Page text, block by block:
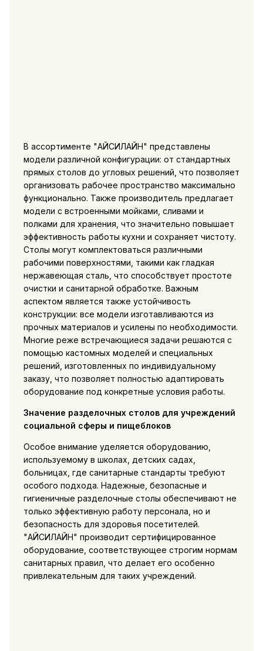
В ассортименте "АЙСИЛАЙН" представлены
модели различной конфигурации: от стандартных
прямых столов до угловых решений, что позволяет
организовать рабочее пространство максимально
функционально. Также производитель предлагает
модели с встроенными мойками, сливами и
полками для хранения, что значительно повышает
эффективность работы кухни и сохраняет чистоту.
Столы могут комплектоваться различными
рабочими поверхностями, такими как гладкая
нержавеющая сталь, что способствует простоте
очистки и санитарной обработке. Важным
аспектом является также устойчивость
конструкции: все модели изготавливаются из
прочных материалов и усилены по необходимости.
Многие реже встречающиеся задачи решаются с
помощью кастомных моделей и специальных
решений, изготовленных по индивидуальному
заказу, что позволяет полностью адаптировать
оборудование под конкретные условия работы.
Значение разделочных столов для учреждений
социальной сферы и пищеблоков
Особое внимание уделяется оборудованию,
используемому в школах, детских садах,
больницах, где санитарные стандарты требуют
особого подхода. Надежные, безопасные и
гигиеничные разделочные столы обеспечивают не
только эффективную работу персонала, но и
безопасность для здоровья посетителей.
"АЙСИЛАЙН" производит сертифицированное
оборудование, соответствующее строгим нормам
санитарных правил, что делает его особенно
привлекательным для таких учреждений.